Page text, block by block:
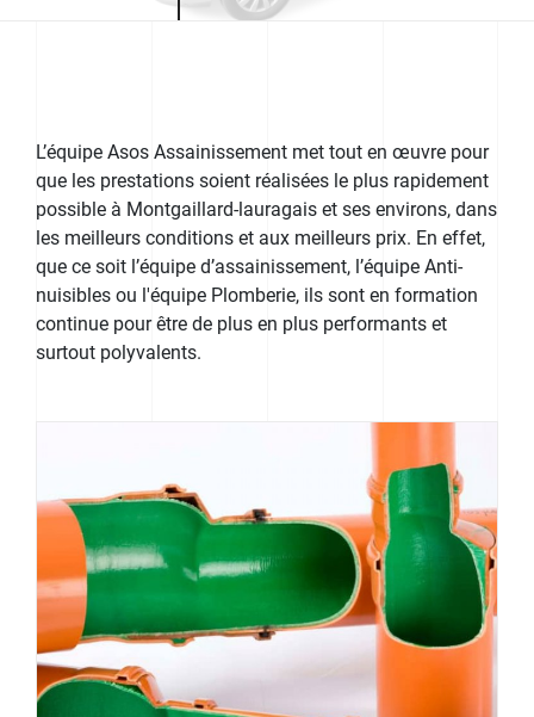
L’équipe Asos Assainissement met tout en œuvre pour
que les prestations soient réalisées le plus rapidement
possible à Montgaillard-lauragais et ses environs, dans
les meilleurs conditions et aux meilleurs prix. En effet,
que ce soit l’équipe d’assainissement, l’équipe Anti-
nuisibles ou l'équipe Plomberie, ils sont en formation
continue pour être de plus en plus performants et
surtout polyvalents.